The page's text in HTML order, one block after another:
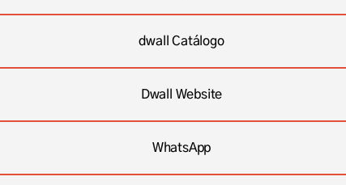
dwall Catálogo
Dwall Website
WhatsApp